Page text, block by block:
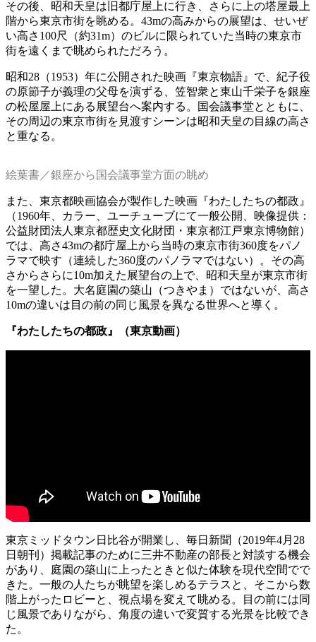
その後、昭和天皇は旧都庁屋上に行き、さらに上の塔屋最上
階から東京市街を眺める。43mの高みからの展望は、せいぜ
い高さ100尺（約31m）のビルに限られていた当時の東京市
街を遠くまで眺められただろう。
昭和28（1953）年に公開された映画『東京物語』で、紀子役
の原節子が義理の父母を演ずる、笠智衆と東山千栄子を銀座
の松屋屋上にある展望台へ案内する。国会議事堂とともに、
その周辺の東京市街を見渡すシーンは昭和天皇の目線の高さ
と重なる。
絵葉書／銀座から国会議事堂方面の眺め
また、東京都映画協会が製作した映画『わたしたちの都政』
（1960年、カラー、ユーチューブにて一般公開、映像提供：
公益財団法人東京都歴史文化財団・東京都江戸東京博物館）
では、高さ43mの都庁屋上から当時の東京市街360度をパノ
ラマで映す（連続した360度のパノラマではない）。その高
さからさらに10m加えた展望台の上で、昭和天皇が東京市街
を一望した。大名庭園の築山（つきやま）ではないが、高さ
10mの違いは目の前の同じ風景を異なる世界へと導く。
『わたしたちの都政』（東京動画）
東京ミッドタウン日比谷が開業し、毎日新聞（2019年4月28
日朝刊）掲載記事のために三井不動産の部長と対談する機会
があり、庭園の築山に上ったときと似た体験を現代空間でで
きた。一般の人たちが眺望を楽しめるテラスと、そこから数
階上がったロビーと、視点場を変えて眺める。目の前には同
じ風景でありながら、角度の違いで変質する光景を比較でき
た。